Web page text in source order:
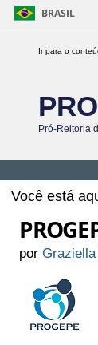
BRASIL
Ir para o
Pró-Reitoria
Você está
por